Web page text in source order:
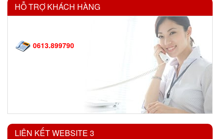
HỖ TRỢ KHÁCH HÀNG
0613.899790
LIÊN KẾT WEBSITE 3